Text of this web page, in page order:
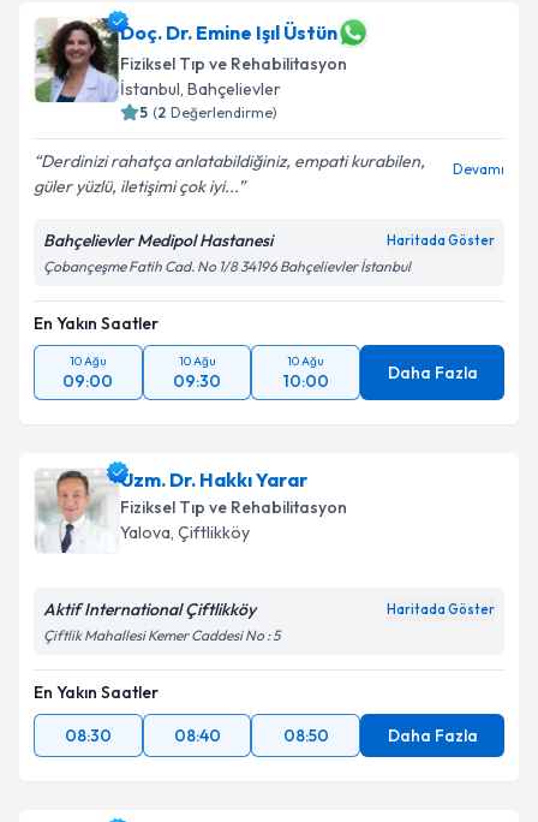
Doç. Dr. Emine Işıl Üstün
Fiziksel Tıp ve Rehabilitasyon
İstanbul, Bahçelievler
5 (2 Değerlendirme)
Derdinizi rahatça anlatabildiğiniz, empati kurabilen,
güler yüzlü, iletişimi çok iyi...
Devamı
Bahçelievler Medipol Hastanesi Haritada Göster
Çobançeşme Fatih Cad. No 1/8 34196 Bahçelievler İstanbul
En Yakın Saatler
10 Ağu
09:00
10 Ağu
09:30
10 Ağu
10:00 Daha Fazla
Uzm. Dr. Hakkı Yarar
Fiziksel Tıp ve Rehabilitasyon
Yalova, Çiftlikköy
Aktif International Çiftlikköy Haritada Göster
Çiftlik Mahallesi Kemer Caddesi No : 5
En Yakın Saatler
08:30
08:40 08:50 Daha Fazla